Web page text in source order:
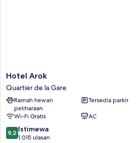
Hotel
Arok
Quartier
de
Gare
Hotel Arok
Quartier de la Gare
Ramah hewan
peliharaan
Tersedia parkir
Wi-Fi Gratis
AC
9.2
dari
9,2 Istimewa
1.015 ulasan